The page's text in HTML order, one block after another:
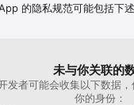
的隐私规范可能包括下
未与你关联的
发者可能会收集以下数据
你的身份：